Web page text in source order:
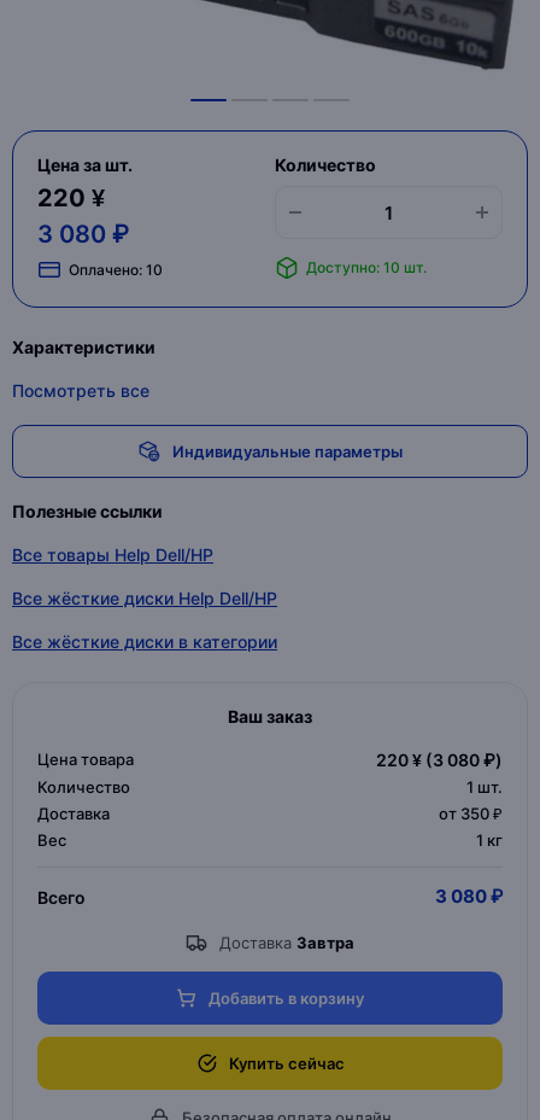
Цена за шт.
220 ¥
3 080 ₽
Оплачено: 10
Количество
Доступно: 10 шт.
Характеристики
Посмотреть все
Индивидуальные параметры
Полезные ссылки
Все товары Help Dell/HP
Все жёсткие диски Help Dell/HP
Все жёсткие диски в категории
Ваш заказ
Цена товара 220 ¥ (3 080 ₽)
Количество 1 шт.
Доставка
от 350 ₽
Вес
1 кг
Всего 3 080 ₽
Доставка Завтра
Добавить в корзину
Купить сейчас